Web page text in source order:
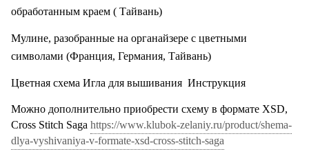
обработанным краем ( Тайвань)
Мулине, разобранные на органайзере с цветными
символами (Франция, Германия, Тайвань)
Цветная схема Игла для вышивания Инструкция
Можно дополнительно приобрести схему в формате XSD,
Cross Stitch Saga https://www.klubok-zelaniy.ru/product/shema-
dlya-vyshivaniya-v-formate-xsd-cross-stitch-saga